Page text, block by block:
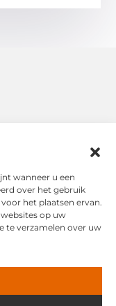
wanneer u een
over het gebruik
het plaatsen ervan.
op uw
te verzamelen over uw
verrijken.
die je inspireren,
voor iedereen.